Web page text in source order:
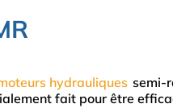
hydrauliquessemi-
fait pour être